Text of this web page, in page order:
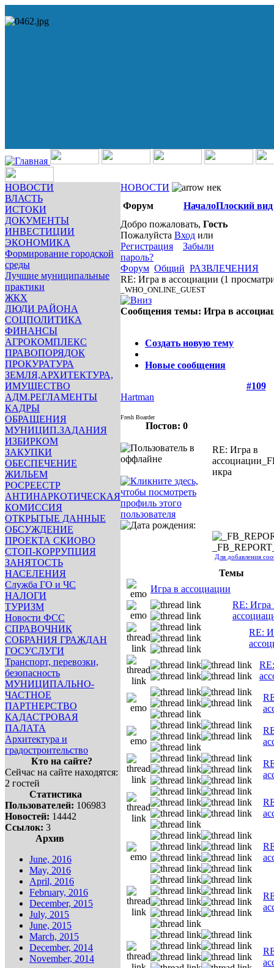
НОВОСТИ
ВЛАСТЬ
ИСТОКИ
ДОКУМЕНТЫ
ИНВЕСТИЦИИ
ЭКОНОМИКА
Формирование городской
среды
Лучшие муниципальные
практики
ЖКХ
ЛЮДИ РАЙОНА
СОЦПОЛИТИКА
ФИНАНСЫ
АГРОКОМПЛЕКС
ПРАВОПОРЯДОК
ПРОКУРАТУРА
ЗЕМЛЯ,АРХИТЕКТУРА,
ИМУЩЕСТВО
АДМ.РЕГЛАМЕНТЫ
КАДРЫ
ОБРАЩЕНИЯ
МУНИЦИП.ЗАДАНИЯ
ИЗБИРКОМ
ЗАКУПКИ
ОБЕСПЕЧЕНИЕ
ЖИЛЬЕМ
РОСРЕЕСТР
АНТИНАРКОТИЧЕСКАЯ
КОМИССИЯ
ОТКРЫТЫЕ ДАННЫЕ
ОБСУЖДЕНИЕ
ПРОЕКТА СКИОВО
СТОП-КОРРУПЦИЯ
ЗАНЯТОСТЬ
НАСЕЛЕНИЯ
Служба ГО и ЧС
НАЛОГИ
ТУРИЗМ
Новости ФСС
СПРАВОЧНИК
СОБРАНИЯ ГРАЖДАН
ГОСУСЛУГИ
Транспорт, перевозки,
безопасность
МУНИЦИПАЛЬНО-
ЧАСТНОЕ
ПАРТНЕРСТВО
КАДАСТРОВАЯ
ПАЛАТА
Архитектура и
градостроительство
Кто на сайте?
Сейчас на сайте находятся:
2 гостей
Статистика
Пользователей: 106983
Новостей: 14442
Ссылок: 3
Архив
June, 2016
May, 2016
April, 2016
February, 2016
December, 2015
July, 2015
June, 2015
March, 2015
December, 2014
November, 2014
НОВОСТИ
нек
Форум
НачалоПлоский вид
Добро пожаловать, Гость
Пожалуйста Вход или
Регистрация
Забыли
пароль?
Форум Общий РАЗВЛЕЧЕНИЯ
RE: Игра в ассоциации (1
_WHO_ONLINE_GUEST
Сообщения темы: Игра в
Создать новую тему
Новые сообщения
#109
Hartman
Fresh Boarder
Постов: 0
RE: Игра в
ассоциации
икра
Для добавления
Темы
Игра в ассоциации
RE: Игра
RE: